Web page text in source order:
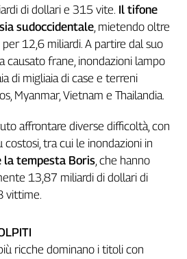
di dollari e 315 vite. Il tifone
sudoccidentale, mietendo oltre
12,6 miliardi. A partire dal suo
causato frane, inondazioni lampo
di migliaia di case e terreni
Myanmar, Vietnam e Thailandia.
affrontare diverse difficoltà, con
costosi, tra cui le inondazioni in
la tempesta Boris, che hanno
13,87 miliardi di dollari di
vittime.
ricche dominano i titoli con